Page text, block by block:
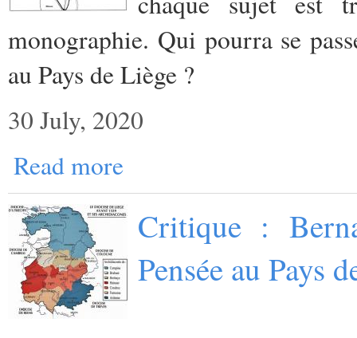
monographie. Qui pourra se
au Pays de Liège ?
30 July, 2020
Read more
Critique :
Pensée au Pays